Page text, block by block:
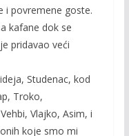
i povremene goste.
kafane dok se
pridavao veći
Studenac, kod
Troko,
Vlajko, Asim, i
koje smo mi